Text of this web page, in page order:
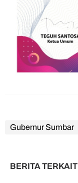
Gubernur Sumbar
BERITA TERKAIT